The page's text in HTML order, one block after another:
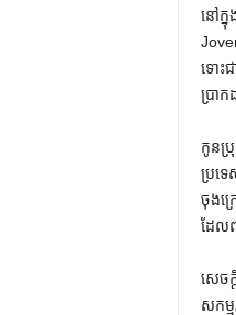
នៅក្
ទោះ
ប្រា
កូនប្
ប្រទ
ចុងក្
ដែល
សេចក្
សកម្